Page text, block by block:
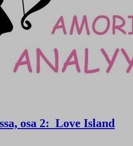
osa 2: Love Island